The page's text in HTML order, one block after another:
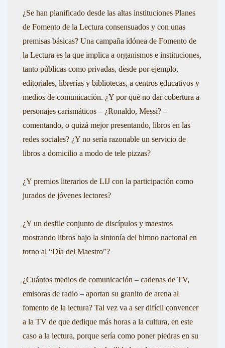
¿Se han planificado desde las altas instituciones Planes
de Fomento de la Lectura consensuados y con unas
premisas básicas? Una campaña idónea de Fomento de
la Lectura es la que implica a organismos e instituciones,
tanto públicas como privadas, desde por ejemplo,
editoriales, librerías y bibliotecas, a centros educativos y
medios de comunicación. ¿Y por qué no dar cobertura a
personajes carismáticos – ¿Ronaldo, Messi? –
comentando, o quizá mejor presentando, libros en las
redes sociales? ¿Y no sería razonable un servicio de
libros a domicilio a modo de tele pizzas?
¿Y premios literarios de LIJ con la participación como
jurados de jóvenes lectores?
¿Y un desfile conjunto de discípulos y maestros
mostrando libros bajo la sintonía del himno nacional en
torno al “Día del Maestro”?
¿Cuántos medios de comunicación – cadenas de TV,
emisoras de radio – aportan su granito de arena al
fomento de la lectura? Tal vez va a ser difícil convencer
a la TV de que dedique más horas a la cultura, en este
caso a la lectura, porque sería como poner piedras en su